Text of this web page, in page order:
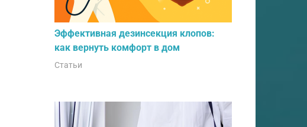
Эффективная дезинсекция клопов:
как вернуть комфорт в дом
Статьи